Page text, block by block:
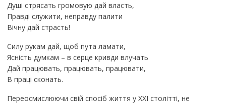
Душі стрясать громовую дай власть,
Правді служити, неправду палити
Вічну дай страсть!
Силу рукам дай, щоб пута ламати,
Ясність думкам – в серце кривди влучать
Дай працювать, працювать, працювати,
В праці сконать.
Переосмислюючи свій спосіб життя у ХХI столітті, не